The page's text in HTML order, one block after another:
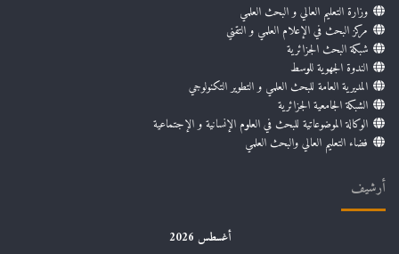
وزارة التعليم العالي و البحث العلمي
مركز البحث في الإعلام العلمي و التقني
شبكة البحث الجزائرية
الندوة الجهوية للوسط
المديرية العامة للبحث العلمي و التطوير التكنولوجي
الشبكة الجامعية الجزائرية
الوكالة الموضوعاتية للبحث في العلوم الإنسانية و الإجتماعية
فضاء التعليم العالي والبحث العلمي
أرشيف
أغسطس 2026